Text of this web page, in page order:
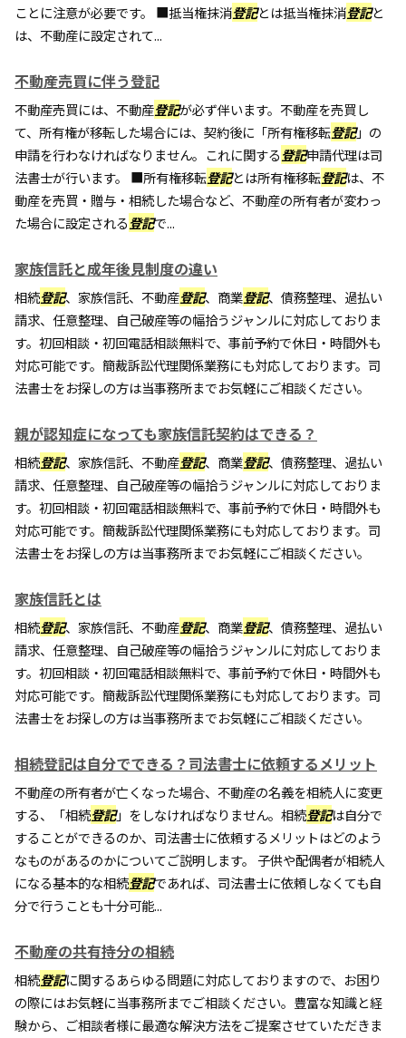
ことに注意が必要です。 ■抵当権抹消登記とは抵当権抹消登記と
は、不動産に設定されて...
不動産売買に伴う登記
不動産売買には、不動産登記が必ず伴います。不動産を売買し
て、所有権が移転した場合には、契約後に「所有権移転登記」の
申請を行わなければなりません。これに関する登記申請代理は司
法書士が行います。 ■所有権移転登記とは所有権移転登記は、不
動産を売買・贈与・相続した場合など、不動産の所有者が変わっ
た場合に設定される登記で...
家族信託と成年後見制度の違い
相続登記、家族信託、不動産登記、商業登記、債務整理、過払い
請求、任意整理、自己破産等の幅拾うジャンルに対応しておりま
す。初回相談・初回電話相談無料で、事前予約で休日・時間外も
対応可能です。簡裁訴訟代理関係業務にも対応しております。司
法書士をお探しの方は当事務所までお気軽にご相談ください。
親が認知症になっても家族信託契約はできる？
相続登記、家族信託、不動産登記、商業登記、債務整理、過払い
請求、任意整理、自己破産等の幅拾うジャンルに対応しておりま
す。初回相談・初回電話相談無料で、事前予約で休日・時間外も
対応可能です。簡裁訴訟代理関係業務にも対応しております。司
法書士をお探しの方は当事務所までお気軽にご相談ください。
家族信託とは
相続登記、家族信託、不動産登記、商業登記、債務整理、過払い
請求、任意整理、自己破産等の幅拾うジャンルに対応しておりま
す。初回相談・初回電話相談無料で、事前予約で休日・時間外も
対応可能です。簡裁訴訟代理関係業務にも対応しております。司
法書士をお探しの方は当事務所までお気軽にご相談ください。
相続登記は自分でできる？司法書士に依頼するメリット
不動産の所有者が亡くなった場合、不動産の名義を相続人に変更
する、「相続登記」をしなければなりません。相続登記は自分で
することができるのか、司法書士に依頼するメリットはどのよう
なものがあるのかについてご説明します。 子供や配偶者が相続人
になる基本的な相続登記であれば、司法書士に依頼しなくても自
分で行うことも十分可能...
不動産の共有持分の相続
相続登記に関するあらゆる問題に対応しておりますので、お困り
の際にはお気軽に当事務所までご相談ください。豊富な知識と経
験から、ご相談者様に最適な解決方法をご提案させていただきま